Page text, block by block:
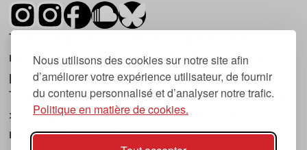
Nous utilisons des cookies sur notre site afin
d’améliorer votre expérience utilisateur, de fournir
du contenu personnalisé et d’analyser notre trafic.
Politique en matière de cookies.
Tsugi est un mensuel indépendant sur la
musique et les nouvelles tendances, dont la
première parution date de 2007.
Tsugi en japonais signifie « prochain », « suivant
», ce qui correspond à la thématique du
magazine, à l’affût des nouvelles tendances